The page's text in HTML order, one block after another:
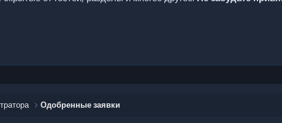
Одобренные заявки